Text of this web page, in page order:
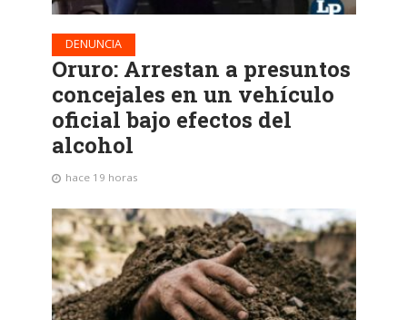
DENUNCIA
Oruro: Arrestan a presuntos
concejales en un vehículo
oficial bajo efectos del
alcohol
hace 19 horas